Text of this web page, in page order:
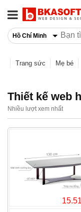
Hồ Chí Minh
Trang sức Mẹ bé
Thiết kế web
Nhiều lượt xem nhất